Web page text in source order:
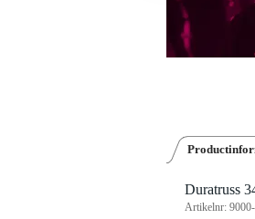
Duratruss
Artikelnr: